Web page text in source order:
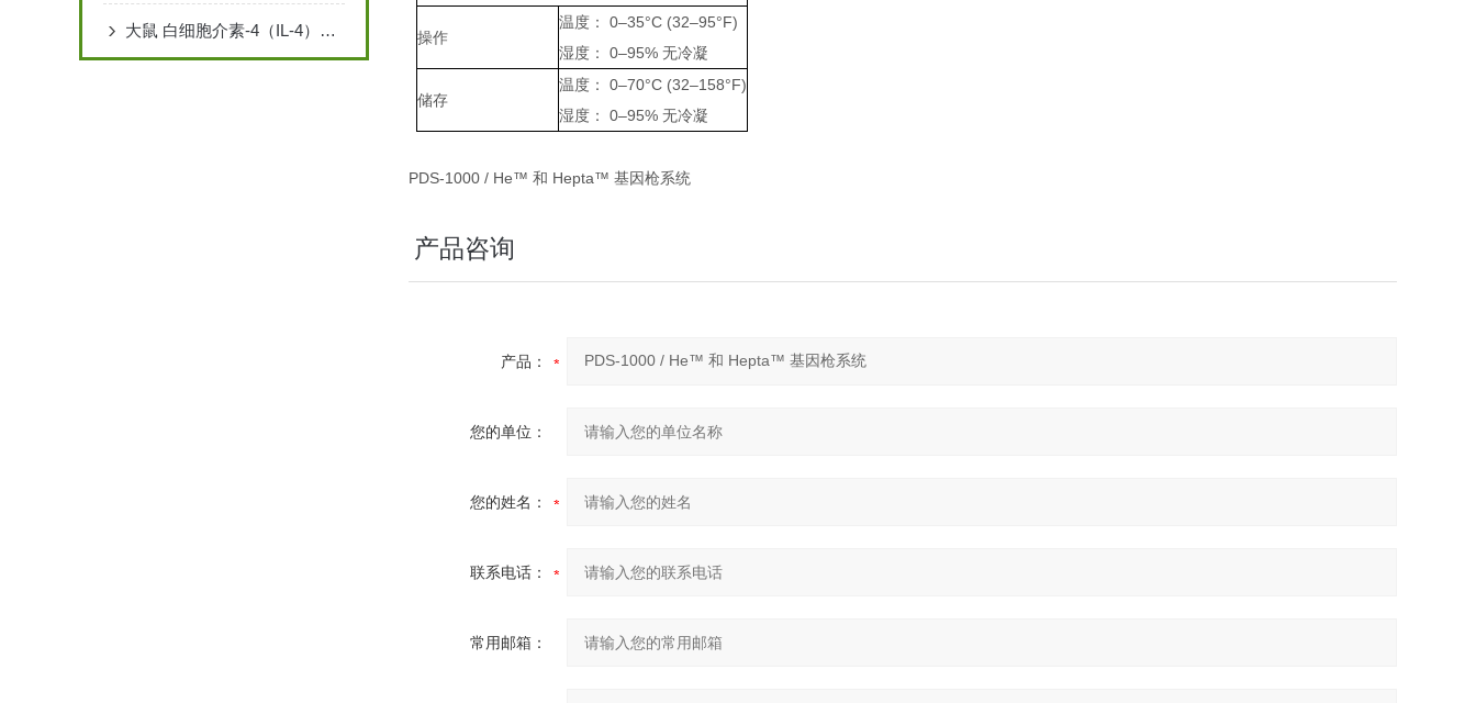
大鼠 白细胞介素-4（IL-4）ELISA 检测试剂盒说明书 操作
温度： 0–35°C (32–95°F)
湿度： 0–95% 无冷凝
储存
温度： 0–70°C (32–158°F)
湿度： 0–95% 无冷凝
PDS-1000 / He™ 和 Hepta™ 基因枪系统
产品咨询
产品：
您的单位：
您的姓名：
联系电话：
常用邮箱：